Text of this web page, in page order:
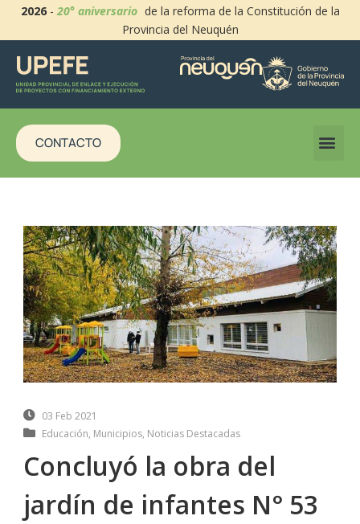
2026-20° aniversario de la reforma de la Constitución de la
Provincia del Neuquén
CONTACTO
03 Feb 2021
Educación, Municipios, Noticias Destacadas
Concluyó la obra del
jardín de infantes N° 53